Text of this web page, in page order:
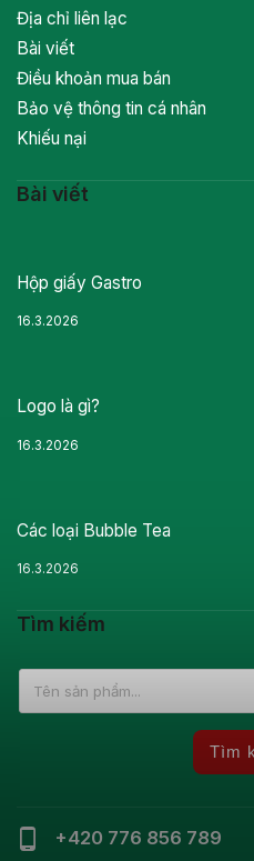
+420 776 856 789
Địa chỉ liên lạc
Bài viết
Điều khoản mua bán
Bảo vệ thông tin cá nhân
Khiếu nại
Bài viết
Hộp giấy Gastro
16.3.2026
Logo là gì?
16.3.2026
Các loại Bubble Tea
16.3.2026
Tìm kiếm
Tìm